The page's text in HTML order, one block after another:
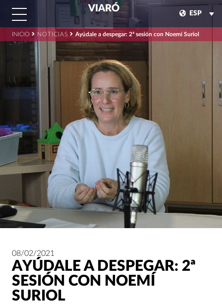
VIARÓ
ESP
INICIO NOTICIAS Ayúdale a despegar: 2ª sesión con Noemí Suriol
08/02/2021
AYÚDALE A DESPEGAR: 2ª
SESIÓN CON NOEMÍ
SURIOL